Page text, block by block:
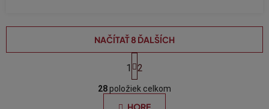
O
v
l
NAČÍTAŤ 8 ĎALŠÍCH
S
t
r
á
n
1 2
28položiek celkom
HORE